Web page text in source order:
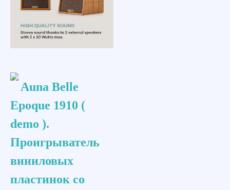
Auna Belle
Epoque 1910 (
demo ).
Проигрыватель
виниловых
пластинок со